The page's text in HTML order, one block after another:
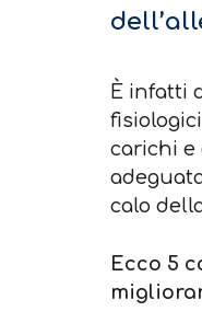
È infatti
carichi e
calo
Ecco 5